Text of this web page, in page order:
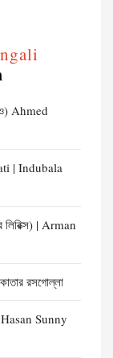
Ahmed
| Indubala
| Arman
রসগোল্লা
Sunny